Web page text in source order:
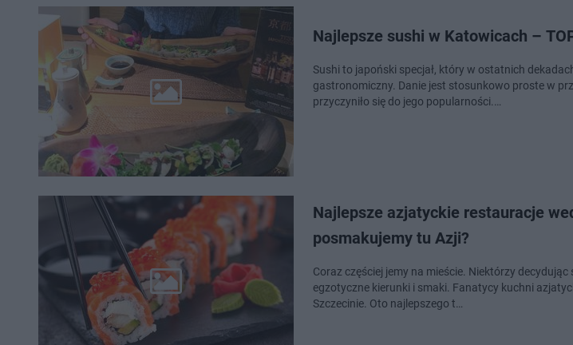
Najlepsze sushi w Katowicach –
Sushi to japoński specjał, który w ostatnich
gastronomiczny. Danie jest stosunkowo proste w
przyczyniło się do jego popularności.…
Najlepsze azjatyckie restauracje
posmakujemy tu Azji?
Coraz częściej jemy na mieście. Niektórzy
egzotyczne kierunki i smaki. Fanatycy kuchni
Szczecinie. Oto najlepszego t…